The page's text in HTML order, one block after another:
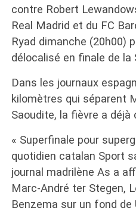
contre Robert
Real Madrid et du FC
Ryad dimanche (20h00)
délocalisé en finale de la
Dans les journaux
kilomètres qui séparent
Saoudite, la fièvre a
« Superfinale pour
quotidien catalan Sport
journal madrilène As a
Marc-André ter Stegen,
Benzema sur un fond de